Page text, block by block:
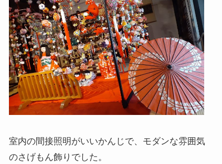
室内の間接照明がいいかんじで、モダンな雰囲気
のさげもん飾りでした。